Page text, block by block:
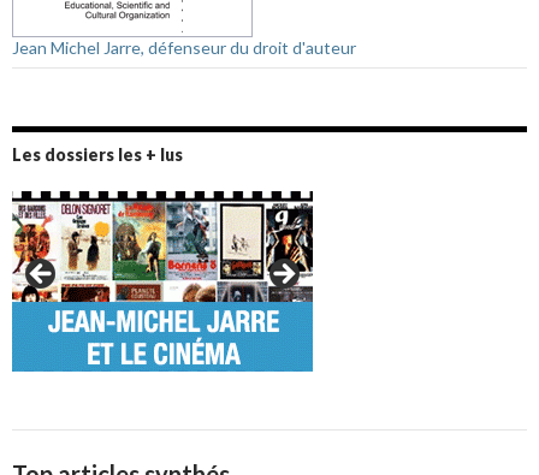
Jean Michel Jarre, défenseur du droit d'auteur
Les dossiers les + lus